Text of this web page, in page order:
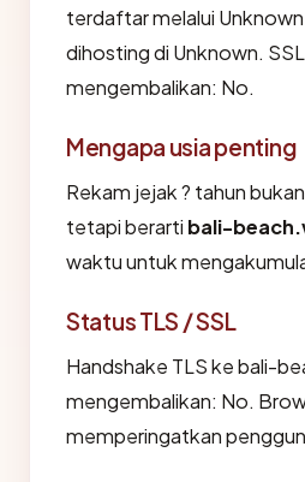
terdaftar melalui Unknown
dihosting di Unknown.
mengembalikan: No.
Mengapa usia penting
Rekam jejak ? tahun
tetapi berarti bali-
waktu untuk
Status TLS / SSL
Handshake TLS ke bali-
mengembalikan: No.
memperingatkan